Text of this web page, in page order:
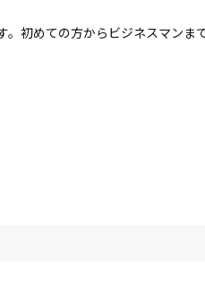
初めての方からビジネスマンま